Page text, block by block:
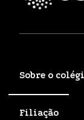
Sobre o
Filiação